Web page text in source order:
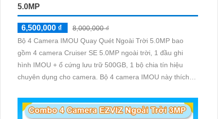
5.0MP
6,500,000 ₫
8,000,000 ₫
Bộ 4 Camera IMOU Quay Quét Ngoài Trời 5.0MP bao
gồm 4 camera Cruiser SE 5.0MP ngoài trời, 1 đầu ghi
hình IMOU + ổ cứng lưu trữ 500GB, 1 bộ chia tín hiệu
chuyên dụng cho camera. Bộ 4 camera IMOU này thích
cần giám sát ngoài trời